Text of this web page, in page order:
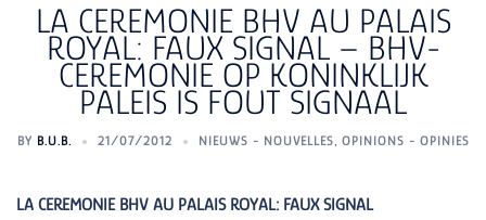
LA CEREMONIE BHV AU PALAIS
ROYAL: FAUX SIGNAL – BHV-
CEREMONIE OP KONINKLIJK
PALEIS IS FOUT SIGNAAL
BY B.U.B. 21/07/2012 NIEUWS - NOUVELLES, OPINIONS - OPINIES
LA CEREMONIE BHV AU PALAIS ROYAL: FAUX SIGNAL